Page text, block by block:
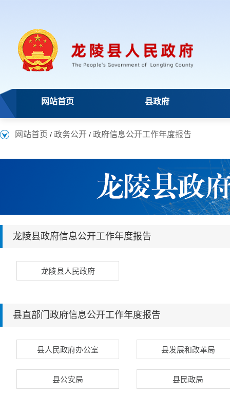
网站首页 县政府
网站首页 / 政务公开 / 政府信息公开工作年度报告
龙陵县政府信息公开工作年度报告
龙陵县人民政府
县直部门政府信息公开工作年度报告
县人民政府办公室 县发展和改革局
县公安局 县民政局